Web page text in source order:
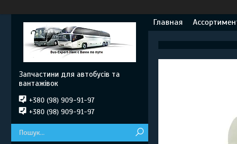
Главная
Запчастини для автобусів та
вантажівок
+380 (98) 909-91-97
+380 (98) 909-91-97